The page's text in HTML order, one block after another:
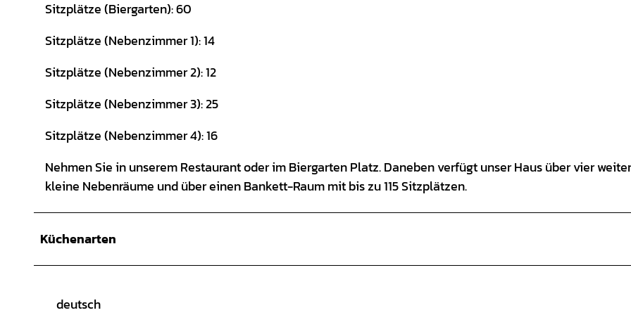
Sitzplätze (Biergarten): 60
Sitzplätze (Nebenzimmer 1): 14
Sitzplätze (Nebenzimmer 2): 12
Sitzplätze (Nebenzimmer 3): 25
Sitzplätze (Nebenzimmer 4): 16
Nehmen Sie in unserem Restaurant oder im Biergarten Platz. Daneben verfügt unser Haus über vier
kleine Nebenräume und über einen Bankett-Raum mit bis zu 115 Sitzplätzen.
Küchenarten
deutsch